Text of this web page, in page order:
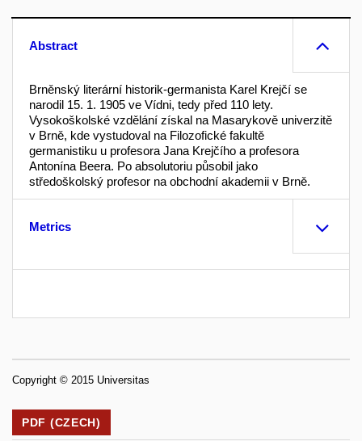
Abstract
Brněnský literární historik-germanista Karel Krejčí se
narodil 15. 1. 1905 ve Vídni, tedy před 110 lety.
Vysokoškolské vzdělání získal na Masarykově univerzitě
v Brně, kde vystudoval na Filozofické fakultě
germanistiku u profesora Jana Krejčího a profesora
Antonína Beera. Po absolutoriu působil jako
středoškolský profesor na obchodní akademii v Brně.
Metrics
Copyright © 2015 Universitas
PDF (CZECH)